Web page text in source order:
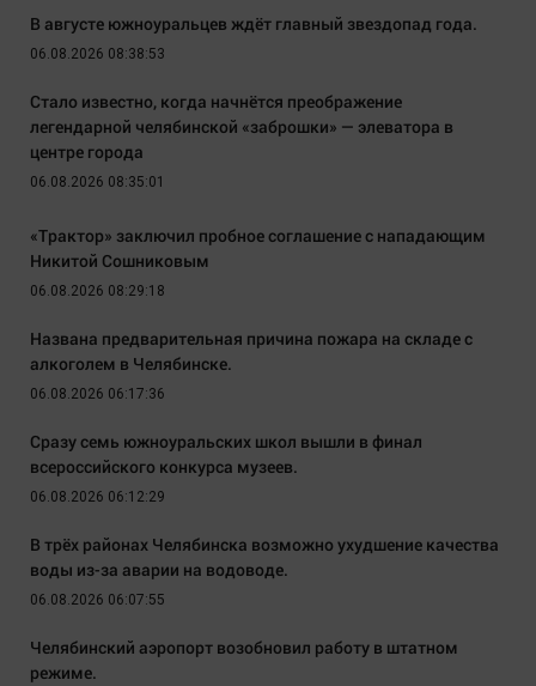
В августе южноуральцев ждёт главный звездопад года.
06.08.2026 08:38:53
Стало известно, когда начнётся преображение
легендарной челябинской «заброшки» — элеватора в
центре города
06.08.2026 08:35:01
«Трактор» заключил пробное соглашение с нападающим
Никитой Сошниковым
06.08.2026 08:29:18
Названа предварительная причина пожара на складе с
алкоголем в Челябинске.
06.08.2026 06:17:36
Сразу семь южноуральских школ вышли в финал
всероссийского конкурса музеев.
06.08.2026 06:12:29
В трёх районах Челябинска возможно ухудшение качества
воды из-за аварии на водоводе.
06.08.2026 06:07:55
Челябинский аэропорт возобновил работу в штатном
режиме.